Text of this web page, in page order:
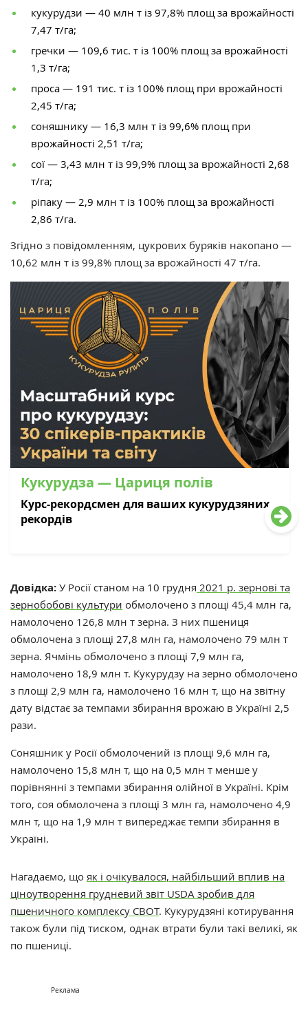
кукурудзи — 40 млн ​​т із 97,8% площ за врожайності
7,47 т/га;
гречки — 109,6 тис. т із 100% площ за врожайності
1,3 т/га;
проса — 191 тис. т із 100% площ при врожайності
2,45 т/га;
соняшнику — 16,3 млн т із 99,6% площ при
врожайності 2,51 т/га;
сої — 3,43 млн т із 99,9% площ за врожайності 2,68
т/га;
ріпаку — 2,9 млн т із 100% площ за врожайності
2,86 т/га.
Згідно з повідомленням, цукрових буряків накопано —
10,62 млн т із 99,8% площ за врожайності 47 т/га.
Кукурудза — Цариця полів
Курс-рекордсмен для ваших кукурудзяних
рекордів
Довідка: У Росії станом на 10 грудня 2021 р. зернові та
зернобобові культури обмолочено з площі 45,4 млн га,
намолочено 126,8 млн т зерна. З них пшениця
обмолочена з площі 27,8 млн га, намолочено 79 млн т
зерна. Ячмінь обмолочено з площі 7,9 млн га,
намолочено 18,9 млн т. Кукурудзу на зерно обмолочено
з площі 2,9 млн га, намолочено 16 млн т, що на звітну
дату відстає за темпами збирання врожаю в Україні 2,5
рази.
Соняшник у Росії обмолочений із площі 9,6 млн га,
намолочено 15,8 млн т, що на 0,5 млн т менше у
порівнянні з темпами збирання олійної в Україні. Крім
того, соя обмолочена з площі 3 млн га, намолочено 4,9
млн т, що на 1,9 млн т випереджає темпи збирання в
Україні.
Нагадаємо, що як і очікувалося, найбільший вплив на
ціноутворення грудневий звіт USDA зробив для
пшеничного комплексу CBOT. Кукурудзяні котирування
також були під тиском, однак втрати були такі великі, як
по пшениці.
Реклама